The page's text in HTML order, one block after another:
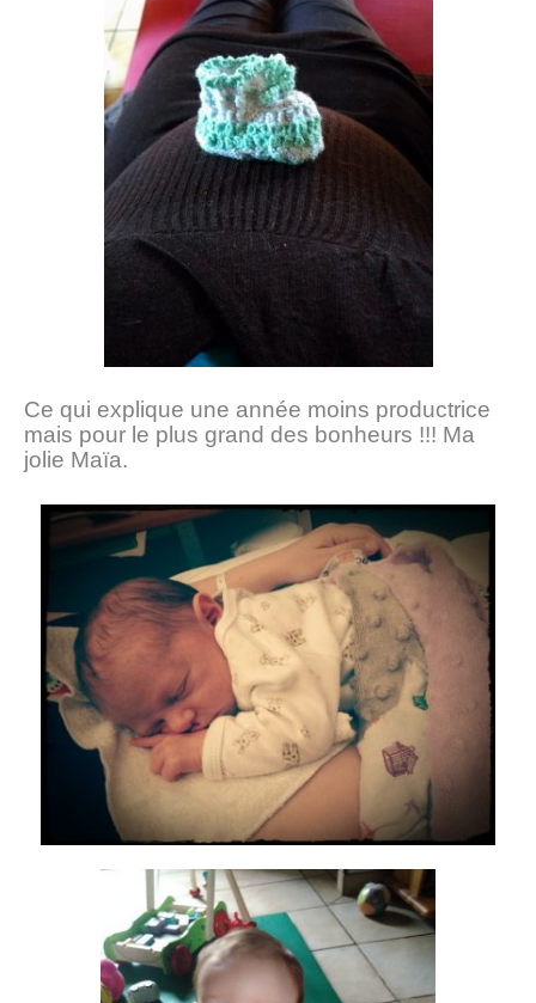
Ce qui explique une année moins productrice
mais pour le plus grand des bonheurs !!! Ma
jolie Maïa.